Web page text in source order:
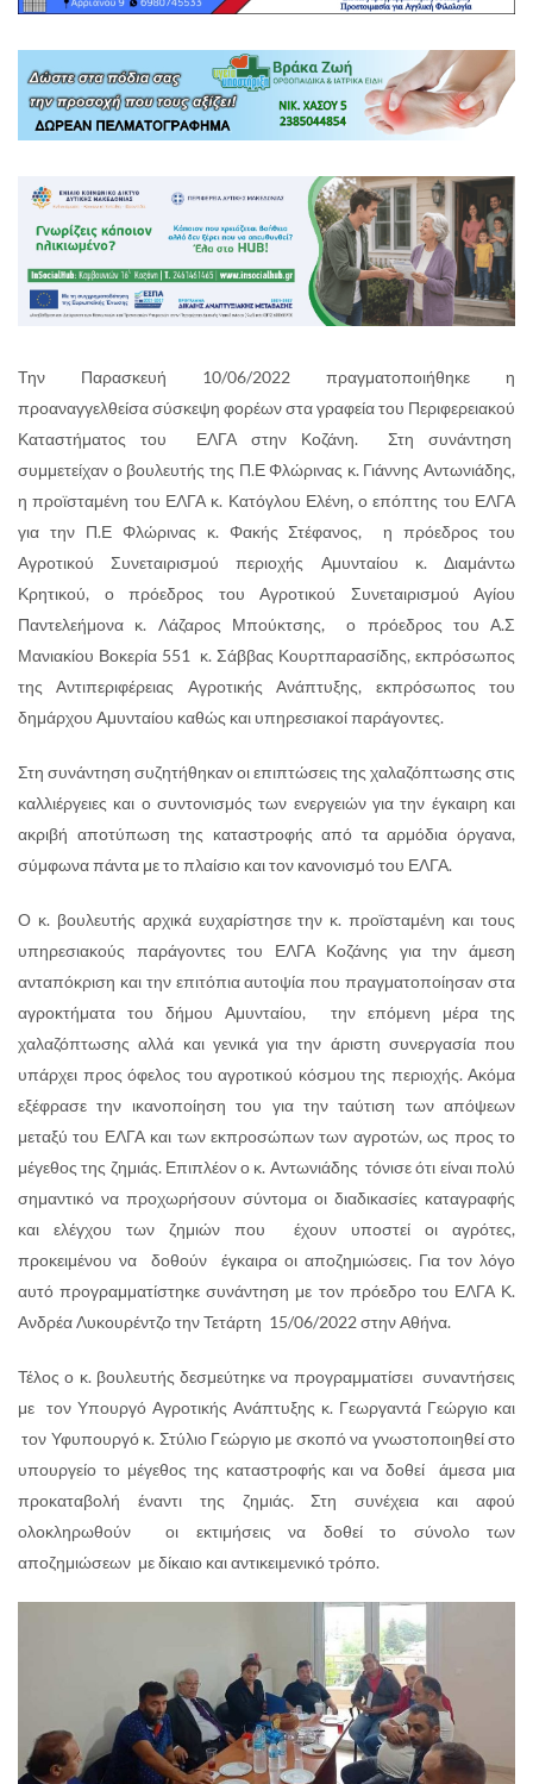
Την Παρασκευή 10/06/2022 πραγματοποιήθηκε η
προαναγγελθείσα σύσκεψη φορέων στα γραφεία του Περιφερειακού
Καταστήματος του ΕΛΓΑ στην Κοζάνη. Στη συνάντηση
συμμετείχαν ο βουλευτής της Π.Ε Φλώρινας κ. Γιάννης Αντωνιάδης,
η προϊσταμένη του ΕΛΓΑ κ. Κατόγλου Ελένη, ο επόπτης του ΕΛΓΑ
για την Π.Ε Φλώρινας κ. Φακής Στέφανος, η πρόεδρος του
Αγροτικού Συνεταιρισμού περιοχής Αμυνταίου κ. Διαμάντω
Κρητικού, ο πρόεδρος του Αγροτικού Συνεταιρισμού Αγίου
Παντελεήμονα κ. Λάζαρος Μπούκτσης, ο πρόεδρος του Α.Σ
Μανιακίου Βοκερία 551 κ. Σάββας Κουρτπαρασίδης, εκπρόσωπος
της Αντιπεριφέρειας Αγροτικής Ανάπτυξης, εκπρόσωπος του
δημάρχου Αμυνταίου καθώς και υπηρεσιακοί παράγοντες.
Στη συνάντηση συζητήθηκαν οι επιπτώσεις της χαλαζόπτωσης στις
καλλιέργειες και ο συντονισμός των ενεργειών για την έγκαιρη και
ακριβή αποτύπωση της καταστροφής από τα αρμόδια όργανα,
σύμφωνα πάντα με το πλαίσιο και τον κανονισμό του ΕΛΓΑ.
Ο κ. βουλευτής αρχικά ευχαρίστησε την κ. προϊσταμένη και τους
υπηρεσιακούς παράγοντες του ΕΛΓΑ Κοζάνης για την άμεση
ανταπόκριση και την επιτόπια αυτοψία που πραγματοποίησαν στα
αγροκτήματα του δήμου Αμυνταίου, την επόμενη μέρα της
χαλαζόπτωσης αλλά και γενικά για την άριστη συνεργασία που
υπάρχει προς όφελος του αγροτικού κόσμου της περιοχής. Ακόμα
εξέφρασε την ικανοποίηση του για την ταύτιση των απόψεων
μεταξύ του ΕΛΓΑ και των εκπροσώπων των αγροτών, ως προς το
μέγεθος της ζημιάς. Επιπλέον ο κ. Αντωνιάδης τόνισε ότι είναι πολύ
σημαντικό να προχωρήσουν σύντομα οι διαδικασίες καταγραφής
και ελέγχου των ζημιών που έχουν υποστεί οι αγρότες,
προκειμένου να δοθούν έγκαιρα οι αποζημιώσεις. Για τον λόγο
αυτό προγραμματίστηκε συνάντηση με τον πρόεδρο του ΕΛΓΑ Κ.
Ανδρέα Λυκουρέντζο την Τετάρτη 15/06/2022 στην Αθήνα.
Τέλος ο κ. βουλευτής δεσμεύτηκε να προγραμματίσει συναντήσεις
με τον Υπουργό Αγροτικής Ανάπτυξης κ. Γεωργαντά Γεώργιο και
τον Υφυπουργό κ. Στύλιο Γεώργιο με σκοπό να γνωστοποιηθεί στο
υπουργείο το μέγεθος της καταστροφής και να δοθεί άμεσα μια
προκαταβολή έναντι της ζημιάς. Στη συνέχεια και αφού
ολοκληρωθούν οι εκτιμήσεις να δοθεί το σύνολο των
αποζημιώσεων με δίκαιο και αντικειμενικό τρόπο.